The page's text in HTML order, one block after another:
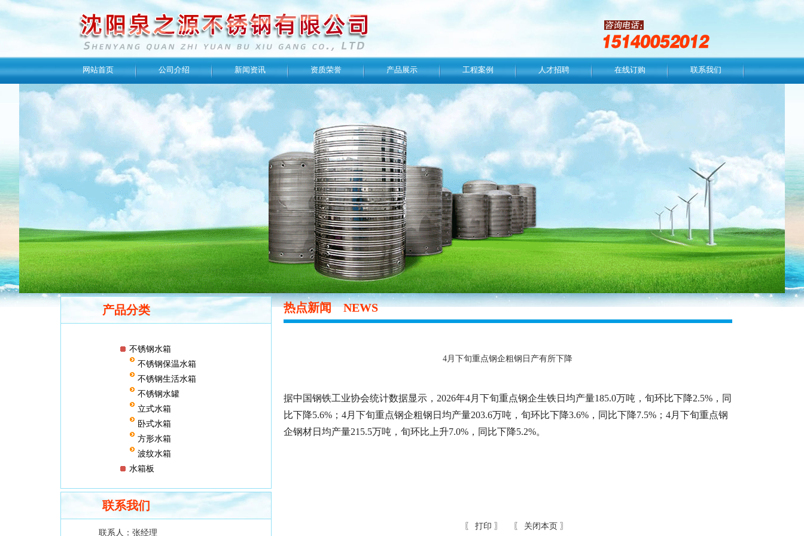
网站首页 公司介绍 新闻资讯 资质荣誉 产品展示 工程案例 人才招聘 在线订购 联系我们
产品分类
不锈钢水箱
不锈钢保温水箱
不锈钢生活水箱
不锈钢水罐
立式水箱
卧式水箱
方形水箱
波纹水箱
水箱板
联系我们
联系人： 张经理
热点新闻NEWS
4月下旬重点钢企粗钢日产有所下降
据中国钢铁工业协会统计数据显示，2026年4月下旬重点钢企生铁日均产量185.0万吨，旬环比下降2.5%，同
比下降5.6%；4月下旬重点钢企粗钢日均产量203.6万吨，旬环比下降3.6%，同比下降7.5%；4月下旬重点钢
企钢材日均产量215.5万吨，旬环比上升7.0%，同比下降5.2%。
〖 打印 〗 〖 关闭本页 〗